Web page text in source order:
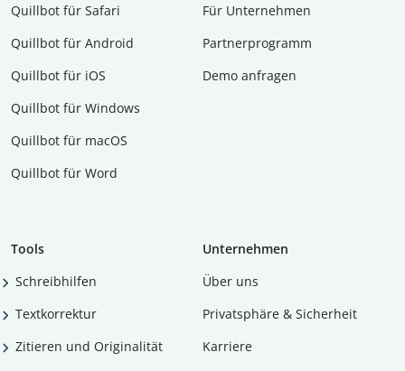
Quillbot für Safari
Quillbot für Android
Quillbot für iOS
Quillbot für Windows
Quillbot für macOS
Quillbot für Word
Für Unternehmen
Partnerprogramm
Demo anfragen
Tools
Schreibhilfen
Textkorrektur
Zitieren und Originalität
Unternehmen
Über uns
Privatsphäre & Sicherheit
Karriere